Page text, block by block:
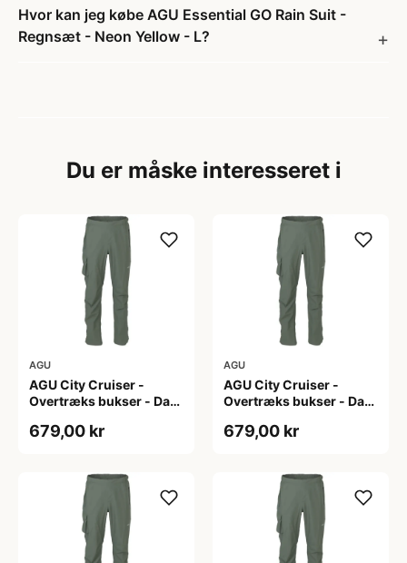
Hvor kan jeg købe AGU Essential GO Rain Suit -
Regnsæt - Neon Yellow - L?
Du er måske interesseret i
AGU
AGU City Cruiser -
Overtræks bukser - Dark
679,00 kr
AGU
AGU City Cruiser -
Overtræks bukser - Dark
679,00 kr